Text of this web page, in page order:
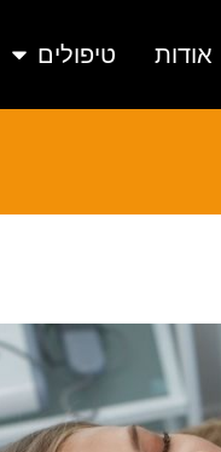
אודות טיפולים